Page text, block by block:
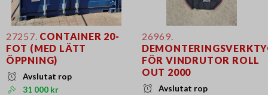
27257. CONTAINER 20-
FOT (MED LÄTT
ÖPPNING)
Avslutat rop
31 000 kr
26969.
FÖR VINDRUTOR ROLL
OUT 2000
Avslutat rop